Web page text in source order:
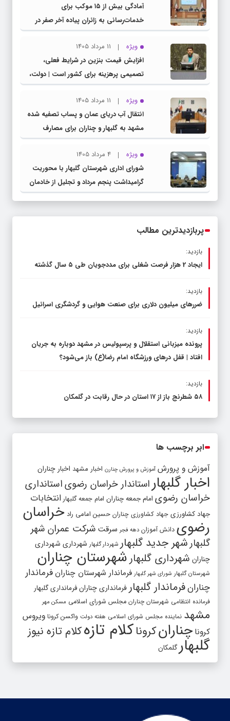
آمادگی بیش از ۱۵ موکب برای
خدمات‌رسانی به زائران پیاده آخر صفر در
شهرستان چناران
ویژه
11 مرداد 1405
افزایش قیمت بنزین در شرایط فعلی،
تصمیمی پرهزینه برای کشور است | دولت،
قاچاق سوخت و عوامل اصلی ناترازی را
محدود کند، نه سفره مردم
ویژه
11 مرداد 1405
انتقال آب دریای عمان و پساب تصفیه شده
مشهد به گلبهار و چناران برای مصارف
صنعتی و کشاورزی | لزوم تسریع در اجرای
پروژه‌های قطار و آزادراه مشهد- گلبهار-
چناران
ویژه
4 مرداد 1405
شورای اداری شهرستان گلبهار با محوریت
گرامیداشت پنجم مرداد و تجلیل از خادمان
عرصه نماز برگزار شد
پربازدیدترین مطالب
بازدید:
ایجاد 2 هزار فرصت شغلی برای مددجویان طی ۵ سال گذشته
بازدید:
ضررهای میلیون دلاری برای صنعت هوایی و گردشگری اسرائیل
بازدید:
پرونده میزبانی استقلال و پرسپولیس در مشهد دوباره به جریان
افتاد | قفل در‌های ورزشگاه امام رضا(ع) باز می‌شود؟
بازدید:
۵۸ شطرنج‌ باز از ۱۷ استان در حال رقابت در گلمکان
ابر برچسب ها
آموزش و پرورش آموزش و پرورش چنارن اخبار مشهد اخبار چناران
اخبار گلبهار استاندار خراسان رضویاستانداری
خراسان رضوی امام جمعه چناران امام جمعه گلبهار انتخابات
جهاد کشاورزی جهاد کشاورزی چناران حسین امامی راد خراسان
رضوی دانش آموزان دهه فجر سرقت شرکت عمران شهر
گلبهارشهر جدید گلبهار شهردار گلبهار شهرداری شهرداری
چناران شهرداری گلبهار شهرستان چناران
شهرستان گلبهار شورای شهر گلبهار فرماندار شهرستان چناران فرماندار
چنارانفرماندار گلبهار فرمانداری چنارانفرمانداری گلبهار
فرمانده انتظامی شهرستان چناران مجلس شورای اسلامی مسکن مهر
مشهد نماینده مجلس شورای اسلامی هفته دولت واکسن کرونا ویروس
کرونا چنارانکروناکلام تازهکلام تازه نیوز
گلبهارگلمکان